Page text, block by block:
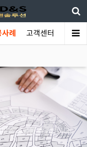
사례 고객센터
스 공급을 추구합니다.